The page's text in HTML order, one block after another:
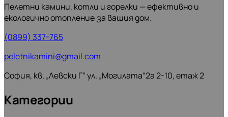
Пелетни камини, котли и горелки — ефективно и
екологично отопление за вашия дом.
(0899) 337-765
peletnikamini@gmail.com
София, кв. „Левски Г“ ул. „Могилата“2а 2-10, етаж 2
Категории